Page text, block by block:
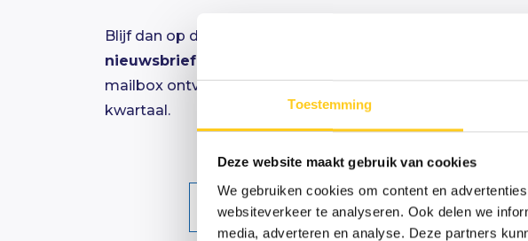
Toestemming
Deze website maakt gebruik van cookies
We gebruiken cookies om content en
websiteverkeer te analyseren. Ook delen we
media, adverteren en analyse. Deze partners
Blijf dan op de hoogte en schrijf je
nieuwsbrief
mailbox ontvangt!Deze verschijnt circa één keer per
kwartaal.
Voornaam